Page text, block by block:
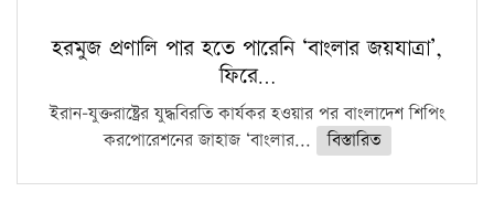
হরমুজ প্রণালি পার হতে পারেনি ‘বাংলার জয়যাত্রা’,
ফিরে…
ইরান-যুক্তরাষ্ট্রের যুদ্ধবিরতি কার্যকর হওয়ার পর বাংলাদেশ শিপিং
করপোরেশনের জাহাজ ‘বাংলার...
বিস্তারিত